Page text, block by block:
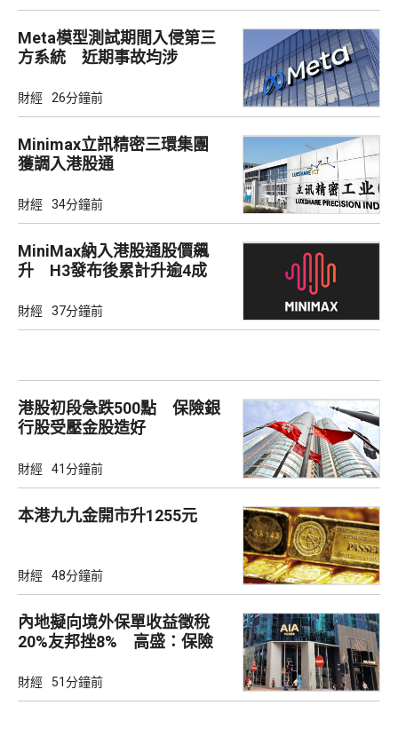
Meta模型測試期間入侵第三
方系統 近期事故均涉
財經 26分鐘前
Minimax立訊精密三環集團
獲調入港股通
財經 34分鐘前
MiniMax納入港股通股價飆
升 H3發布後累計升逾4成
財經 37分鐘前
港股初段急跌500點 保險銀
行股受壓金股造好
財經 41分鐘前
本港九九金開市升1255元
財經 48分鐘前
內地擬向境外保單收益徵稅
20%友邦挫8% 高盛：保險
財經 51分鐘前